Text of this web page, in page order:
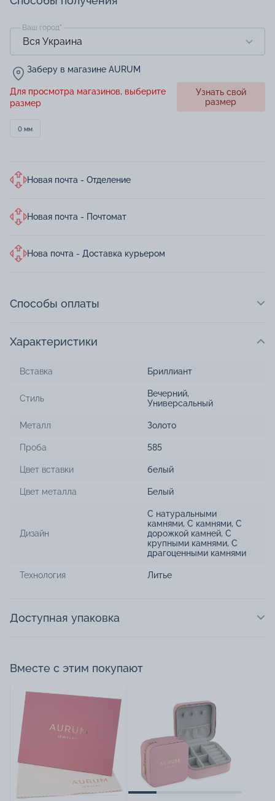
Ваш город*
Заберу в магазине AURUM
Для просмотра магазинов, выберите
размер
Узнать свой
размер
0 мм
Новая почта - Отделение
Новая почта - Почтомат
Нова почта - Доставка курьером
Способы оплаты
Характеристики
Вставка Бриллиант
Стиль Вечерний,
Универсальный
Металл Золото
Проба 585
Цвет вставки белый
Цвет металла Белый
Дизайн
С натуральными
камнями, С камнями, С
дорожкой камней, С
крупными камнями, С
драгоценными камнями
Технология Литье
Доступная упаковка
Вместе с этим покупают